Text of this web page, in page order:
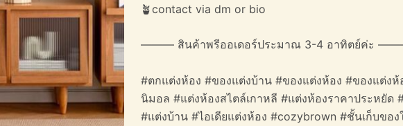
🪴contact via dm or bio
——— สินค้าพรีออเดอร์ประมาณ 3-4 อาทิตย์ค่ะ
#ตกแต่งห้อง #ของแต่งบ้าน #ของแต่งห้อง #ของแต่ง
นิมอล #แต่งห้องสไตล์เกาหลี #แต่งห้องราคาประหยัด
#แต่งบ้าน #ไอเดียแต่งห้อง #cozybrown #ชั้นเก็บขอ